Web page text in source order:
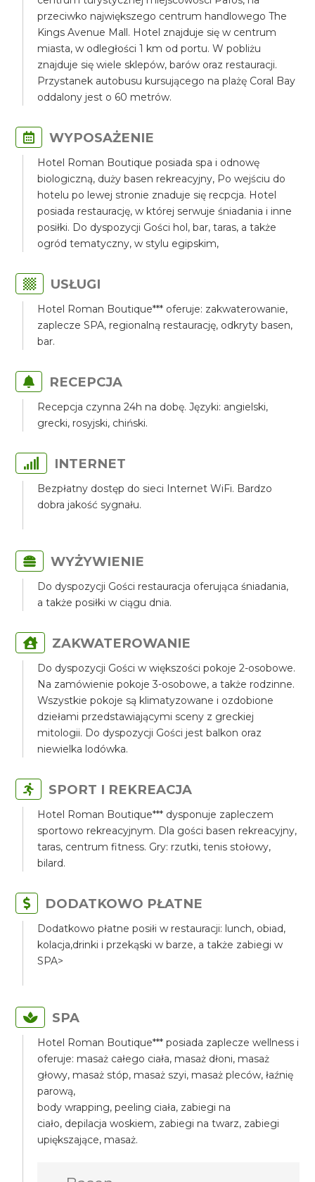
przeciwko największego centrum handlowego The
Kings Avenue Mall. Hotel znajduje się w centrum
miasta, w odległości 1 km od portu. W pobliżu
znajduje się wiele sklepów, barów oraz restauracji.
Przystanek autobusu kursującego na plażę Coral Bay
oddalony jest o 60 metrów.
WYPOSAŻENIE
Hotel Roman Boutique posiada spa i odnowę
biologiczną, duży basen rekreacyjny, Po wejściu do
hotelu po lewej stronie znaduje się recpcja. Hotel
posiada restaurację, w której serwuje śniadania i inne
posiłki. Do dyspozycji Gości hol, bar, taras, a także
ogród tematyczny, w stylu egipskim,
USŁUGI
Hotel Roman Boutique*** oferuje: zakwaterowanie,
zaplecze SPA, regionalną restaurację, odkryty basen,
bar.
RECEPCJA
Recepcja czynna 24h na dobę. Języki: angielski,
grecki, rosyjski, chiński.
INTERNET
Bezpłatny dostęp do sieci Internet WiFi. Bardzo
dobra jakość sygnału.
WYŻYWIENIE
Do dyspozycji Gości restauracja oferująca śniadania,
a także posiłki w ciągu dnia.
ZAKWATEROWANIE
Do dyspozycji Gości w większości pokoje 2-osobowe.
Na zamówienie pokoje 3-osobowe, a także rodzinne.
Wszystkie pokoje są klimatyzowane i ozdobione
dziełami przedstawiającymi sceny z greckiej
mitologii. Do dyspozycji Gości jest balkon oraz
niewielka lodówka.
SPORT I REKREACJA
Hotel Roman Boutique*** dysponuje zapleczem
sportowo rekreacyjnym. Dla gości basen rekreacyjny,
taras, centrum fitness. Gry: rzutki, tenis stołowy,
bilard.
DODATKOWO PŁATNE
Dodatkowo płatne posiłi w restauracji: lunch, obiad,
kolacja,drinki i przekąski w barze, a także zabiegi w
SPA>
SPA
Hotel Roman Boutique*** posiada zaplecze wellness i
oferuje: masaż całego ciała, masaż dłoni, masaż
głowy, masaż stóp, masaż szyi, masaż pleców, łaźnię
parową,
body wrapping, peeling ciała, zabiegi na
ciało, depilacja woskiem, zabiegi na twarz, zabiegi
upiększające, masaż.